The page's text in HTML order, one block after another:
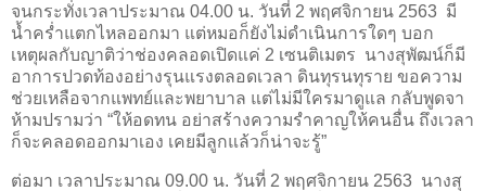
จนกระทั่งเวลาประมาณ 04.00 น. วันที่ 2 พฤศจิกายน 2563 มี
น้ำคร่ำแตกไหลออกมา แต่หมอก็ยังไม่ดำเนินการใดๆ บอก
เหตุผลกับญาติว่าช่องคลอดเปิดแค่ 2 เซนติเมตร นางสุพัฒน์ก็มี
อาการปวดท้องอย่างรุนแรงตลอดเวลา ดินทุรนทุราย ขอความ
ช่วยเหลือจากแพทย์และพยาบาล แต่ไม่มีใครมาดูแล กลับพูดจา
ห้ามปรามว่า “ให้อดทน อย่าสร้างความรำคาญให้คนอื่น ถึงเวลา
ก็จะคลอดออกมาเอง เคยมีลูกแล้วก็น่าจะรู้”
ต่อมา เวลาประมาณ 09.00 น. วันที่ 2 พฤศจิกายน 2563 นางสุ